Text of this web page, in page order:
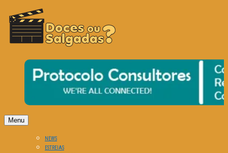
DOCES OU SALGADAS?
O Cinema? Uma Paixão!!
Menu
NEWS
ESTREIAS